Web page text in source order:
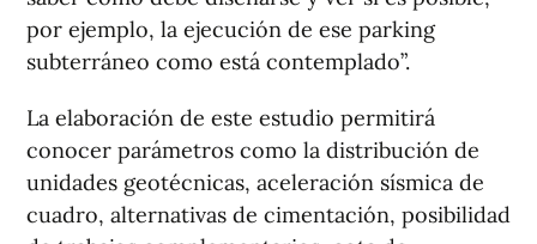
por ejemplo, la ejecución de ese parking
subterráneo como está contemplado”.
La elaboración de este estudio permitirá
conocer parámetros como la distribución de
unidades geotécnicas, aceleración sísmica de
cuadro, alternativas de cimentación, posibilidad